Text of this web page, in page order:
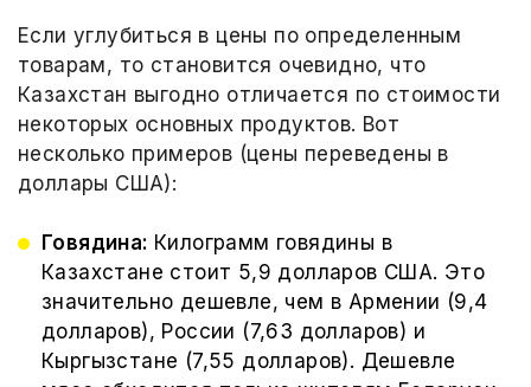
Если углубиться в цены по определенным
товарам, то становится очевидно, что
Казахстан выгодно отличается по стоимости
некоторых основных продуктов. Вот
несколько примеров (цены переведены в
доллары США):
Говядина: Килограмм говядины в
Казахстане стоит 5,9 долларов США. Это
значительно дешевле, чем в Армении (9,4
долларов), России (7,63 долларов) и
Кыргызстане (7,55 долларов). Дешевле